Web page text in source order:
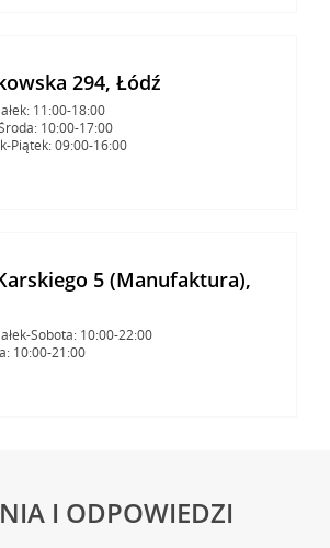
294, Łódź
11:00-18:00
10:00-17:00
Piątek: 09:00-16:00
5 (Manufaktura),
Sobota: 10:00-22:00
10:00-21:00
I ODPOWIEDZI